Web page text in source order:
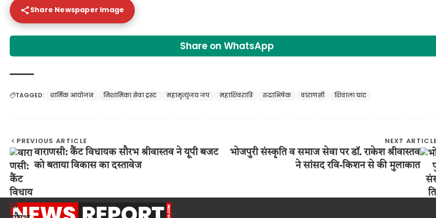
Share Newspaper Image
Share on WhatsApp
TAGGED: धार्मिक आयोजन निशामिका सेवा ट्रस्ट महामृत्युंजय जप महाशिवरात्रि रुद्राभिषेक वाराणसी शिवाला घाट
PREVIOUS ARTICLE
वाराणसी: कैंट विधायक सौरभ श्रीवास्तव ने यूपी बजट
को बताया विकास का दस्तावेज
NEXT
भोजपुरी संस्कृति व समाज सेवा पर डॉ. राकेश श्रीवास्तव
ने सांसद रवि-किशन से की मुलाकात